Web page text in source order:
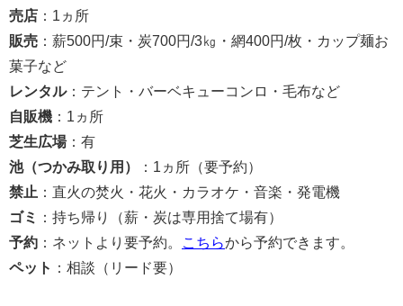
売店 ：1ヵ所
販売 ：薪500円/束・炭700円/3㎏・網400円/枚・カップ麺お
菓子など
レンタル：テント・バーベキューコンロ・毛布など
自販機 ：1ヵ所
芝生広場：有
池（つかみ取り用）
：1ヵ所（要予約）
禁止 ：直火の焚火・花火・カラオケ・音楽・発電機
ゴミ
：持ち帰り（薪・炭は専用捨て場有）
予約 ：ネットより要予約。 こちらから予約できます。
ペット ：相談（リード要）